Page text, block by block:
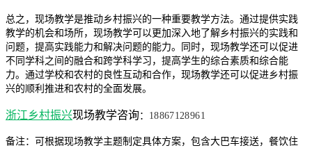
总之，现场教学是推动乡村振兴的一种重要教学方法。通过提供实践
教学的机会和场所，现场教学可以更加深入地了解乡村振兴的实践和
问题，提高实践能力和解决问题的能力。同时，现场教学还可以促进
不同学科之间的融合和跨学科学习，提高学生的综合素质和综合能
力。通过学校和农村的良性互动和合作，现场教学还可以促进乡村振
兴的顺利推进和农村的全面发展。
浙江乡村振兴现场教学咨询 ： 18867128961
备注：可根据现场教学主题制定具体方案，包含大巴车接送，餐饮住